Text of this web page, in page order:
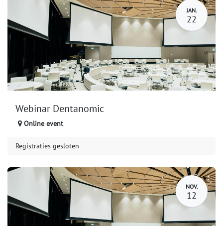
JAN.
22
Webinar Dentanomic
Online event
Registraties gesloten
NOV.
12